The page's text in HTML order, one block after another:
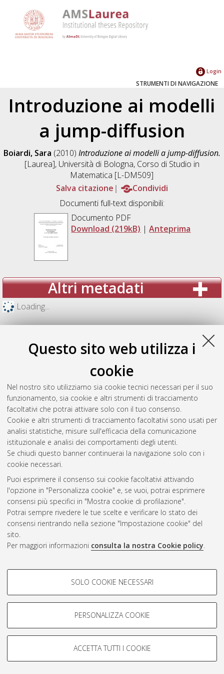
Questo sito web utilizza i
cookie
Nel nostro sito utilizziamo sia cookie tecnici necessari per il suo
funzionamento, sia cookie e altri strumenti di tracciamento
facoltativi che potrai attivare solo con il tuo consenso.
Cookie e altri strumenti di tracciamento facoltativi sono usati per
analisi statistiche, misure sull'efficacia della comunicazione
istituzionale e analisi dei comportamenti degli utenti.
Se chiudi questo banner continuerai la navigazione solo con i
cookie necessari.
Puoi esprimere il consenso sui cookie facoltativi attivando
l'opzione in "Personalizza cookie" e, se vuoi, potrai esprimere
consensi più specifici in "Mostra cookie di profilazione".
Potrai sempre rivedere le tue scelte e verificare lo stato dei
consensi rientrando nella sezione "Impostazione cookie" del
sito.
Per maggiori informazioni consulta la nostra Cookie policy.
COOKIE DI PROFILAZIONE -
Si tratta di cookie utilizzati per analizzare le caratteristiche della
navigazione degli utenti, creare profili in base al loro comportamento
Mostra cookie di profilazione
COOKIE TECNICI - NECESSARI
SOLO COOKIE NECESSARI
PERSONALIZZA COOKIE
ACCETTA TUTTI I COOKIE
Login
STRUMENTI DI NAVIGAZIONE
Introduzione ai modelli
a jump-diffusion
Boiardi, Sara (2010) Introduzione ai modelli a jump-diffusion.
[Laurea], Università di Bologna, Corso di Studio in
Matematica [L-DM509]
Salva citazione
Condividi
Documenti full-text disponibili:
Documento PDF
Download (219kB) |Anteprima
Altri metadati
Loading...
Gestione del documento:
Atom
Rss 1.0
Rss 2.0
AMS Laurea
Impostazioni Cookie
Informativa sulla privacy
Condizioni d’uso del sito